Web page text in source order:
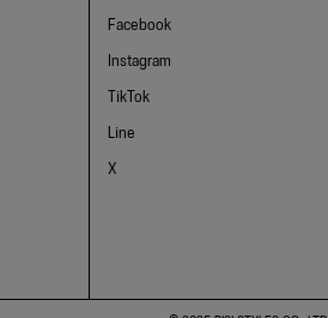
Facebook
Instagram
TikTok
Line
X